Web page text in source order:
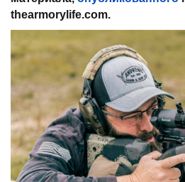
thearmorylife.com.